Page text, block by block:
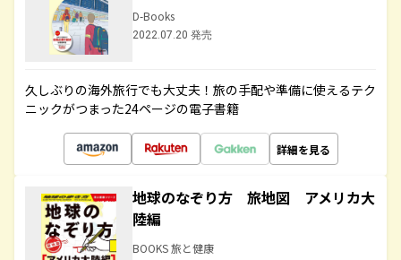
D-Books
2022.07.20 発売
久しぶりの海外旅行でも大丈夫！旅の手配や準備に使えるテク
ニックがつまった24ページの電子書籍
詳細を見る
地球のなぞり方 旅地図 アメリカ大
陸編
BOOKS 旅と健康